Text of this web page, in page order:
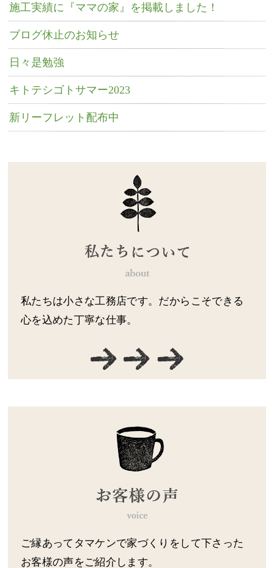
施工実績に『ママの家』を掲載しました！
ブログ休止のお知らせ
日々是勉強
キトテシゴトサマー2023
新リーフレット配布中
私たちは小さな工務店です。だからこそできる
心を込めた丁寧な仕事。
ご縁あってタマケンで家づくりをして下さった
お客様の声をご紹介します。